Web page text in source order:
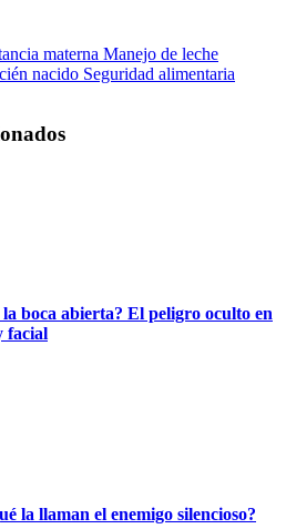
materna Manejo de leche
nacido Seguridad alimentaria
boca abierta? El peligro oculto en
facial
la llaman el enemigo silencioso?